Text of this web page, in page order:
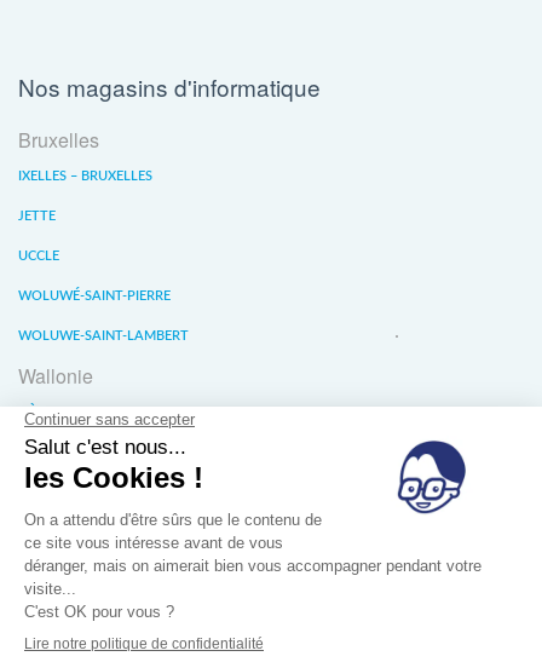
Nos magasins d'informatique
Bruxelles
IXELLES – BRUXELLES
JETTE
UCCLE
WOLUWÉ-SAINT-PIERRE
WOLUWE-SAINT-LAMBERT
Wallonie
LIÈGE
WATERLOO
WAVRE
À propos Conditions générales de vente